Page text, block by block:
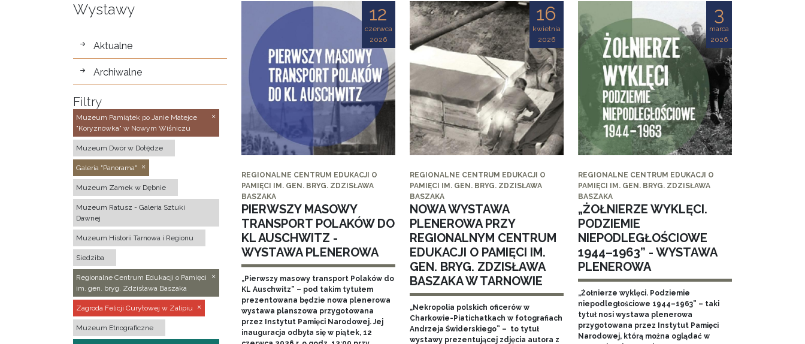
Wystawy
wystawy
Aktualne
Archiwalne
Filtry
Muzeum Pamiątek po Janie Matejce
"Koryznówka" w Nowym Wiśniczu
Muzeum Dwór w Dołędze
Galeria "Panorama"
Muzeum Zamek w Dębnie
Muzeum Ratusz - Galeria Sztuki
Dawnej
Muzeum Historii Tarnowa i Regionu
Siedziba
Regionalne Centrum Edukacji o Pamięci
im. gen. bryg. Zdzisława Baszaka
Zagroda Felicji Curyłowej w Zalipiu
Muzeum Etnograficzne
12
czerwca
2026
REGIONALNE CENTRUM EDUKACJI O
PAMIĘCI IM. GEN. BRYG. ZDZISŁAWA
BASZAKA
PIERWSZY MASOWY
TRANSPORT POLAKÓW DO
KL AUSCHWITZ -
WYSTAWA PLENEROWA
„Pierwszy masowy transport Polaków do
KL Auschwitz” – pod takim tytułem
prezentowana będzie nowa plenerowa
wystawa planszowa przygotowana
przez Instytut Pamięci Narodowej. Jej
inauguracja odbyła się w piątek, 12
16
kwietnia
2026
REGIONALNE CENTRUM EDUKACJI O
PAMIĘCI IM. GEN. BRYG. ZDZISŁAWA
BASZAKA
NOWA WYSTAWA
PLENEROWA PRZY
REGIONALNYM CENTRUM
EDUKACJI O PAMIĘCI IM.
GEN. BRYG. ZDZISŁAWA
BASZAKA W TARNOWIE
„Nekropolia polskich oficerów w
Charkowie-Piatichatkach w fotografiach
Andrzeja Świderskiego” – to tytuł
wystawy prezentującej zdjęcia autora z
3
marca
2026
REGIONALNE CENTRUM EDUKACJI O
PAMIĘCI IM. GEN. BRYG. ZDZISŁAWA
BASZAKA
„ŻOŁNIERZE WYKLĘCI.
PODZIEMIE
NIEPODLEGŁOŚCIOWE
1944–1963” - WYSTAWA
PLENEROWA
„Żołnierze wyklęci. Podziemie
niepodległościowe 1944–1963” – taki
tytuł nosi wystawa plenerowa
przygotowana przez Instytut Pamięci
Narodowej, którą można oglądać w